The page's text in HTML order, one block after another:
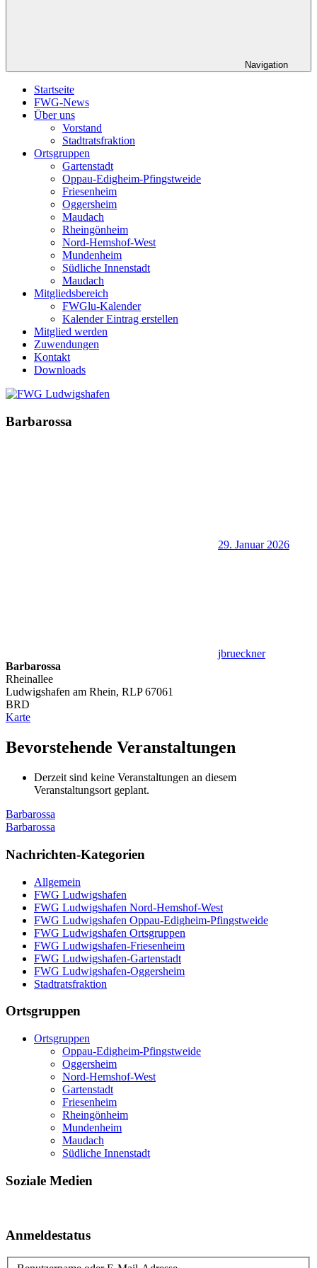
Navigation
Startseite
FWG-News
Über uns
Vorstand
Stadtratsfraktion
Ortsgruppen
Gartenstadt
Oppau-Edigheim-Pfingstweide
Friesenheim
Oggersheim
Maudach
Rheingönheim
Nord-Hemshof-West
Mundenheim
Südliche Innenstadt
Maudach
Mitgliedsbereich
FWGlu-Kalender
Kalender Eintrag erstellen
Mitglied werden
Zuwendungen
Kontakt
Downloads
Barbarossa
29. Januar 2026
jbrueckner
Barbarossa
Rheinallee
Ludwigshafen am Rhein, RLP 67061
BRD
KarteBarbarossa
Bevorstehende Veranstaltungen
Derzeit sind keine Veranstaltungen an diesem
Veranstaltungsort geplant.
Beitragsnavigation
Vorheriger
Beitrag:
Barbarossa
Nächster
Barbarossa
Nachrichten-Kategorien
Allgemein
FWG Ludwigshafen
FWG Ludwigshafen Nord-Hemshof-West
FWG Ludwigshafen Oppau-Edigheim-Pfingstweide
FWG Ludwigshafen Ortsgruppen
FWG Ludwigshafen-Friesenheim
FWG Ludwigshafen-Gartenstadt
FWG Ludwigshafen-Oggersheim
Stadtratsfraktion
Ortsgruppen
Ortsgruppen
Oppau-Edigheim-Pfingstweide
Oggersheim
Nord-Hemshof-West
Gartenstadt
Friesenheim
Rheingönheim
Mundenheim
Maudach
Südliche Innenstadt
Soziale Medien
Anmeldestatus